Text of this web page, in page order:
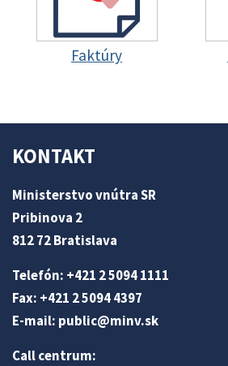
Faktúry
KONTAKT
Ministerstvo vnútra SR
Pribinova 2
812 72 Bratislava
Telefón: +421 2 5094 1111
Fax: +421 2 5094 4397
E-mail: public@minv.sk
Call centrum: